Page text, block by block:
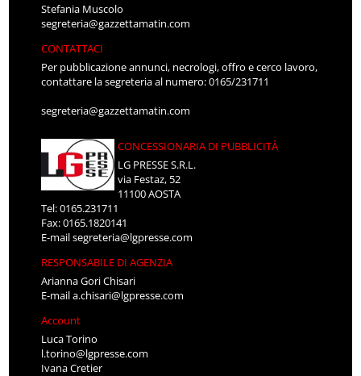
Stefania Muscolo
segreteria@gazzettamatin.com
CONTATTACI
Per pubblicazione annunci, necrologi, offro e cerco lavoro,
contattare la segreteria al numero: 0165/231711
segreteria@gazzettamatin.com
CONCESSIONARIA DI PUBBLICITÀ
LG PRESSE S.R.L.
via Festaz, 52
11100 AOSTA
Tel: 0165.231711
Fax: 0165.1820141
E-mailsegreteria@lgpresse.com
RESPONSABILE DI AGENZIA
Arianna Gori Chisari
E-maila.chisari@lgpresse.com
Account
Luca Torino
l.torino@lgpresse.com
Ivana Cretier